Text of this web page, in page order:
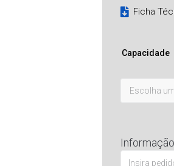
Ficha
Capacidade